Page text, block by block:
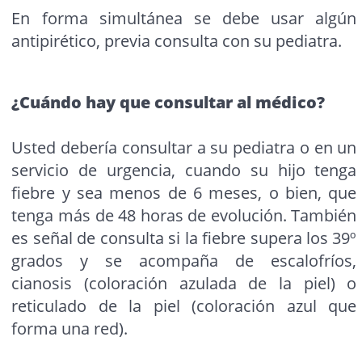
En forma simultánea se debe usar algún
antipirético, previa consulta con su pediatra.
¿Cuándo hay que consultar al médico?
Usted debería consultar a su pediatra o en un
servicio de urgencia, cuando su hijo tenga
fiebre y sea menos de 6 meses, o bien, que
tenga más de 48 horas de evolución. También
es señal de consulta si la fiebre supera los 39º
grados y se acompaña de escalofríos,
cianosis (coloración azulada de la piel) o
reticulado de la piel (coloración azul que
forma una red).